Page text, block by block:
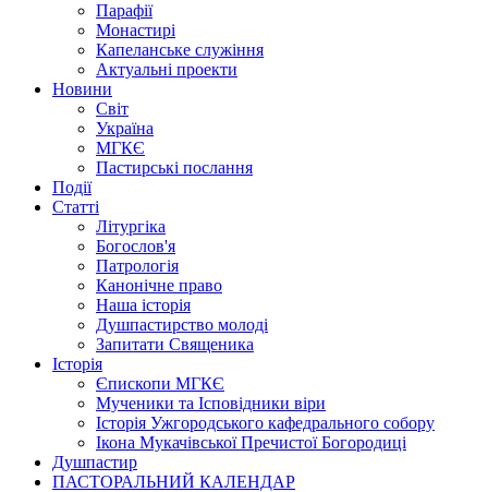
Парафії
Монастирі
Капеланське служіння
Актуальні проекти
Новини
Світ
Україна
МГКЄ
Пастирські послання
Події
Статті
Літургіка
Богослов'я
Патрологія
Канонічне право
Наша історія
Душпастирство молоді
Запитати Священика
Історія
Єпископи МГКЄ
Мученики та Ісповідники віри
Історія Ужгородського кафедрального собору
Ікона Мукачівської Пречистої Богородиці
Душпастир
ПАСТОРАЛЬНИЙ КАЛЕНДАР